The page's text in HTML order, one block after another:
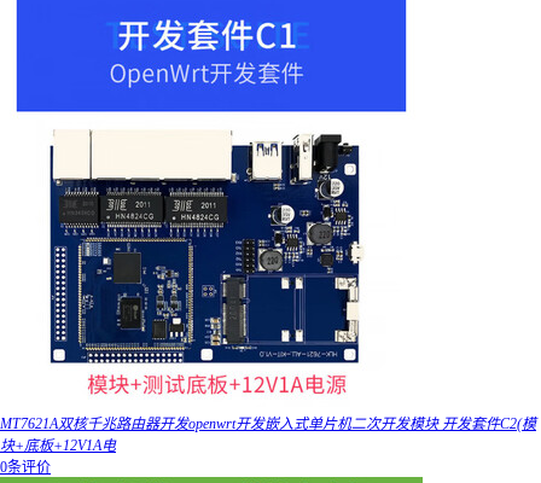
MT7621A双核千兆路由器开发openwrt开发嵌入式单片机二次开发模块 开发套件C2(模
块+底板+12V1A电
0条评价